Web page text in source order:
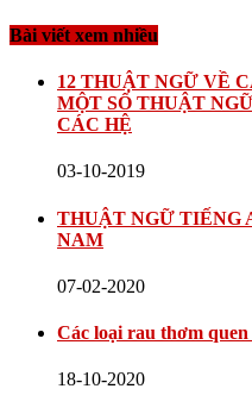
Bài viết xem nhiều
12 THUẬT NGỮ VỀ
MỘT SỐ THUẬT
CÁC HỆ
03-10-2019
THUẬT NGỮ TIẾNG
NAM
07-02-2020
Các loại rau thơm
18-10-2020